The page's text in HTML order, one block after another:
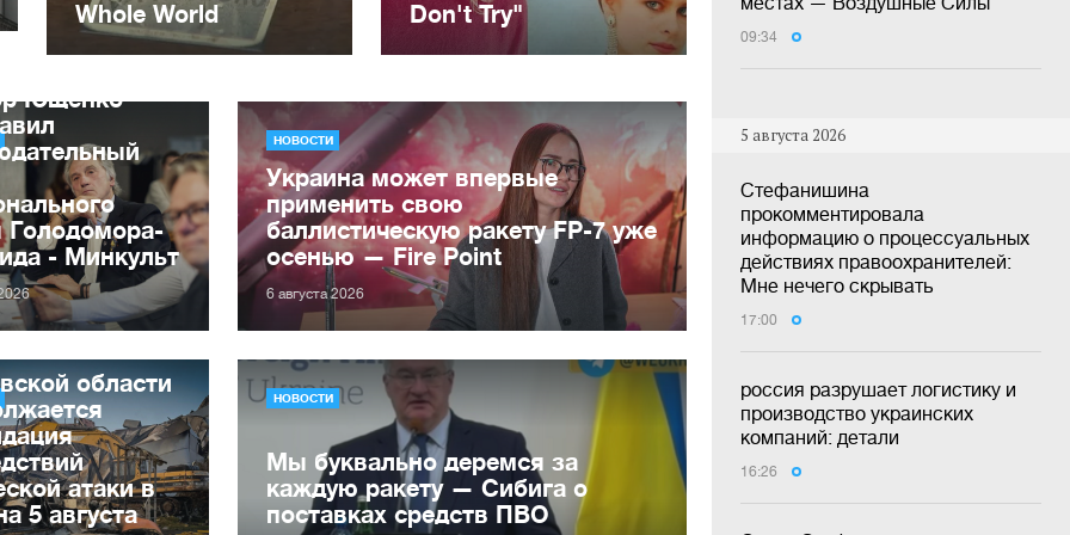
09:34
5 августа 2026
Стефанишина
прокомментировала
информацию о процессуальных
действиях правоохранителей:
Мне нечего скрывать
17:00
россия разрушает логистику и
производство украинских
компаний: детали
16:26
Ющенко
Голодомора-
- Минкульт
НОВОСТИ
Украина может впервые
применить свою
баллистическую ракету FP-7 уже
осенью — Fire Point
6 августа 2026
области
атаки в
5 августа
НОВОСТИ
Мы буквально деремся за
каждую ракету — Сибига о
поставках средств ПВО